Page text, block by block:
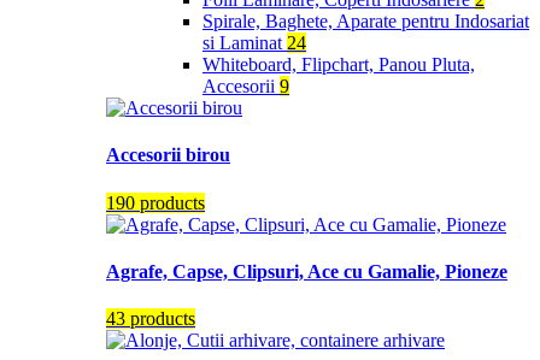
Spirale, Baghete, Aparate pentru Indosariat
si Laminat 24
Whiteboard, Flipchart, Panou Pluta,
Accesorii 9
Accesorii birou
190 products
Agrafe, Capse, Clipsuri, Ace cu Gamalie, Pioneze
43 products